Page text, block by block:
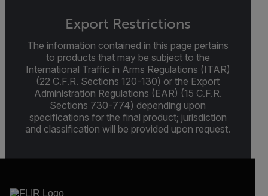
Export Restrictions
The information contained in this page pertains
to products that may be subject to the
International Traffic in Arms Regulations (ITAR)
(22 C.F.R. Sections 120-130) or the Export
Administration Regulations (EAR) (15 C.F.R.
Sections 730-774) depending upon
specifications for the final product; jurisdiction
and classification will be provided upon request.